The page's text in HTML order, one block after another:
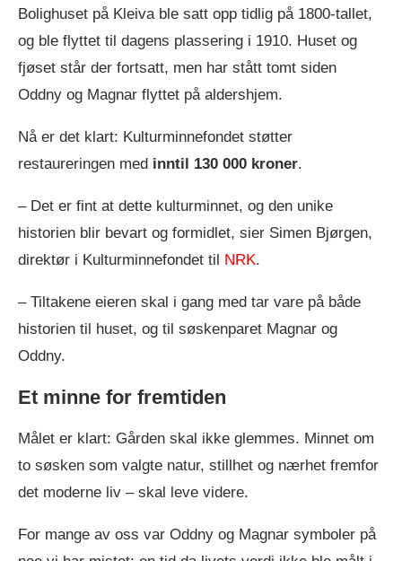
Bolighuset på Kleiva ble satt opp tidlig på 1800-tallet,
og ble flyttet til dagens plassering i 1910. Huset og
fjøset står der fortsatt, men har stått tomt siden
Oddny og Magnar flyttet på aldershjem.
Nå er det klart: Kulturminnefondet støtter
restaureringen med inntil 130 000 kroner.
– Det er fint at dette kulturminnet, og den unike
historien blir bevart og formidlet, sier Simen Bjørgen,
direktør i Kulturminnefondet til NRK.
– Tiltakene eieren skal i gang med tar vare på både
historien til huset, og til søskenparet Magnar og
Oddny.
Et minne for fremtiden
Målet er klart: Gården skal ikke glemmes. Minnet om
to søsken som valgte natur, stillhet og nærhet fremfor
det moderne liv – skal leve videre.
For mange av oss var Oddny og Magnar symboler på